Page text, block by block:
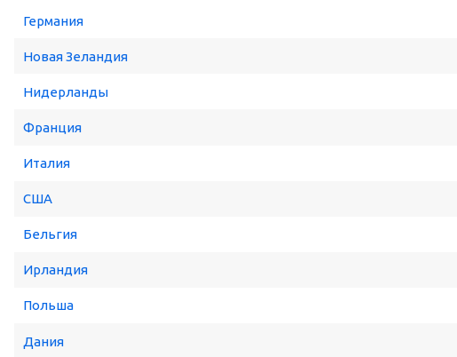
Германия
Новая Зеландия
Нидерланды
Франция
Италия
США
Бельгия
Ирландия
Польша
Дания